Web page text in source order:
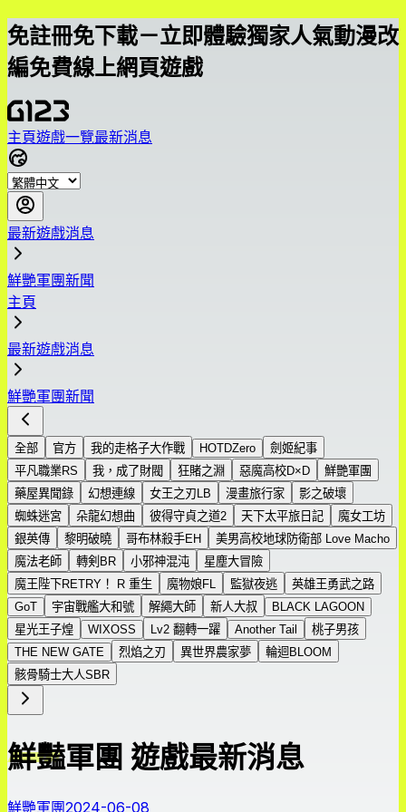
免註冊免下載－立即體驗獨家人氣動漫改
編免費線上網頁遊戲
主頁遊戲一覽最新消息
最新遊戲消息
鮮艷軍團新聞
主頁
最新遊戲消息
鮮艷軍團新聞
全部 官方 我的走格子大作戰 HOTDZero
劍姬紀事
平凡職業RS
我，成了財閥 狂賭之淵 惡魔高校D×D
鮮艷軍團
藥屋異聞錄
幻想連線 女王之刃LB 漫畫旅行家
影之破壞
蜘蛛迷宮
朵龍幻想曲 彼得守貞之道2 天下太平旅日記
魔女工坊
銀英傳
黎明破曉 哥布林殺手EH
美男高校地球防衛部 Love Macho
魔法老師
轉剣BR 小邪神混沌
星塵大冒險
魔王陛下RETRY！ R 重生
魔物娘FL 監獄夜逃
英雄王勇武之路
GoT
宇宙戰艦大和號 解繩大師 新人大叔
BLACK LAGOON
星光王子煌
WIXOSS Lv2 翻轉一躍 Another Tail
桃子男孩
THE NEW GATE
烈焰之刃 異世界農家夢
輪迴BLOOM
骸骨騎士大人SBR
鮮豔軍團 遊戲最新消息
鮮艷軍團2024-06-08